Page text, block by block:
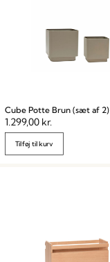
Cube Potte Brun (sæt af 2)
1.299,00 kr.
Tilføj til kurv